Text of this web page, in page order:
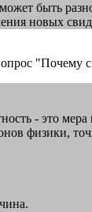
быть
новых
"Почему
- это
физики,